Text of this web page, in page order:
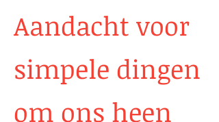
Aandacht voor
simpele dingen
om ons heen